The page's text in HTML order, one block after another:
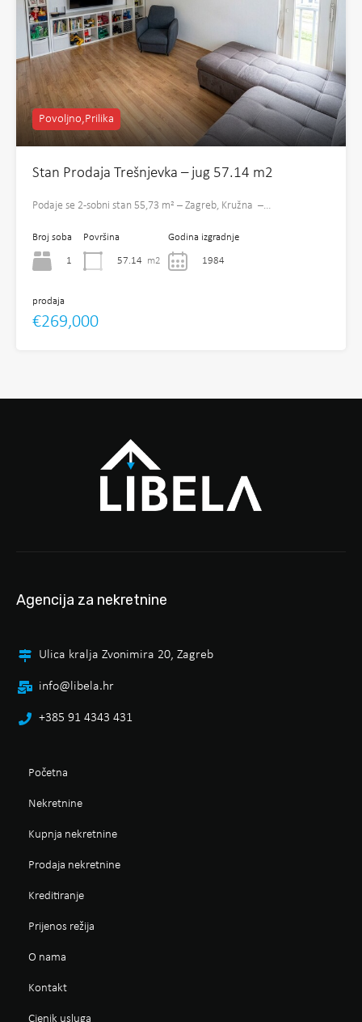
Povoljno,Prilika
Stan Prodaja Trešnjevka – jug 57.14 m2
Podaje se 2-sobni stan 55,73 m² – Zagreb, Kružna –…
Broj soba
1
Površina
57.14 m2
Godina izgradnje
1984
prodaja
€269,000
Agencija za nekretnine
Ulica kralja Zvonimira 20, Zagreb
info@libela.hr
+385 91 4343 431
Početna
Nekretnine
Kupnja nekretnine
Prodaja nekretnine
Kreditiranje
Prijenos režija
O nama
Kontakt
Cjenik usluga